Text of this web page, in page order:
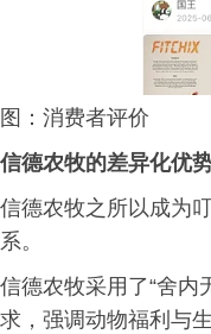
图：消费者评价
信德农牧的差异化优
信德农牧之所以成为
系。
信德农牧采用了“舍内
求，强调动物福利与